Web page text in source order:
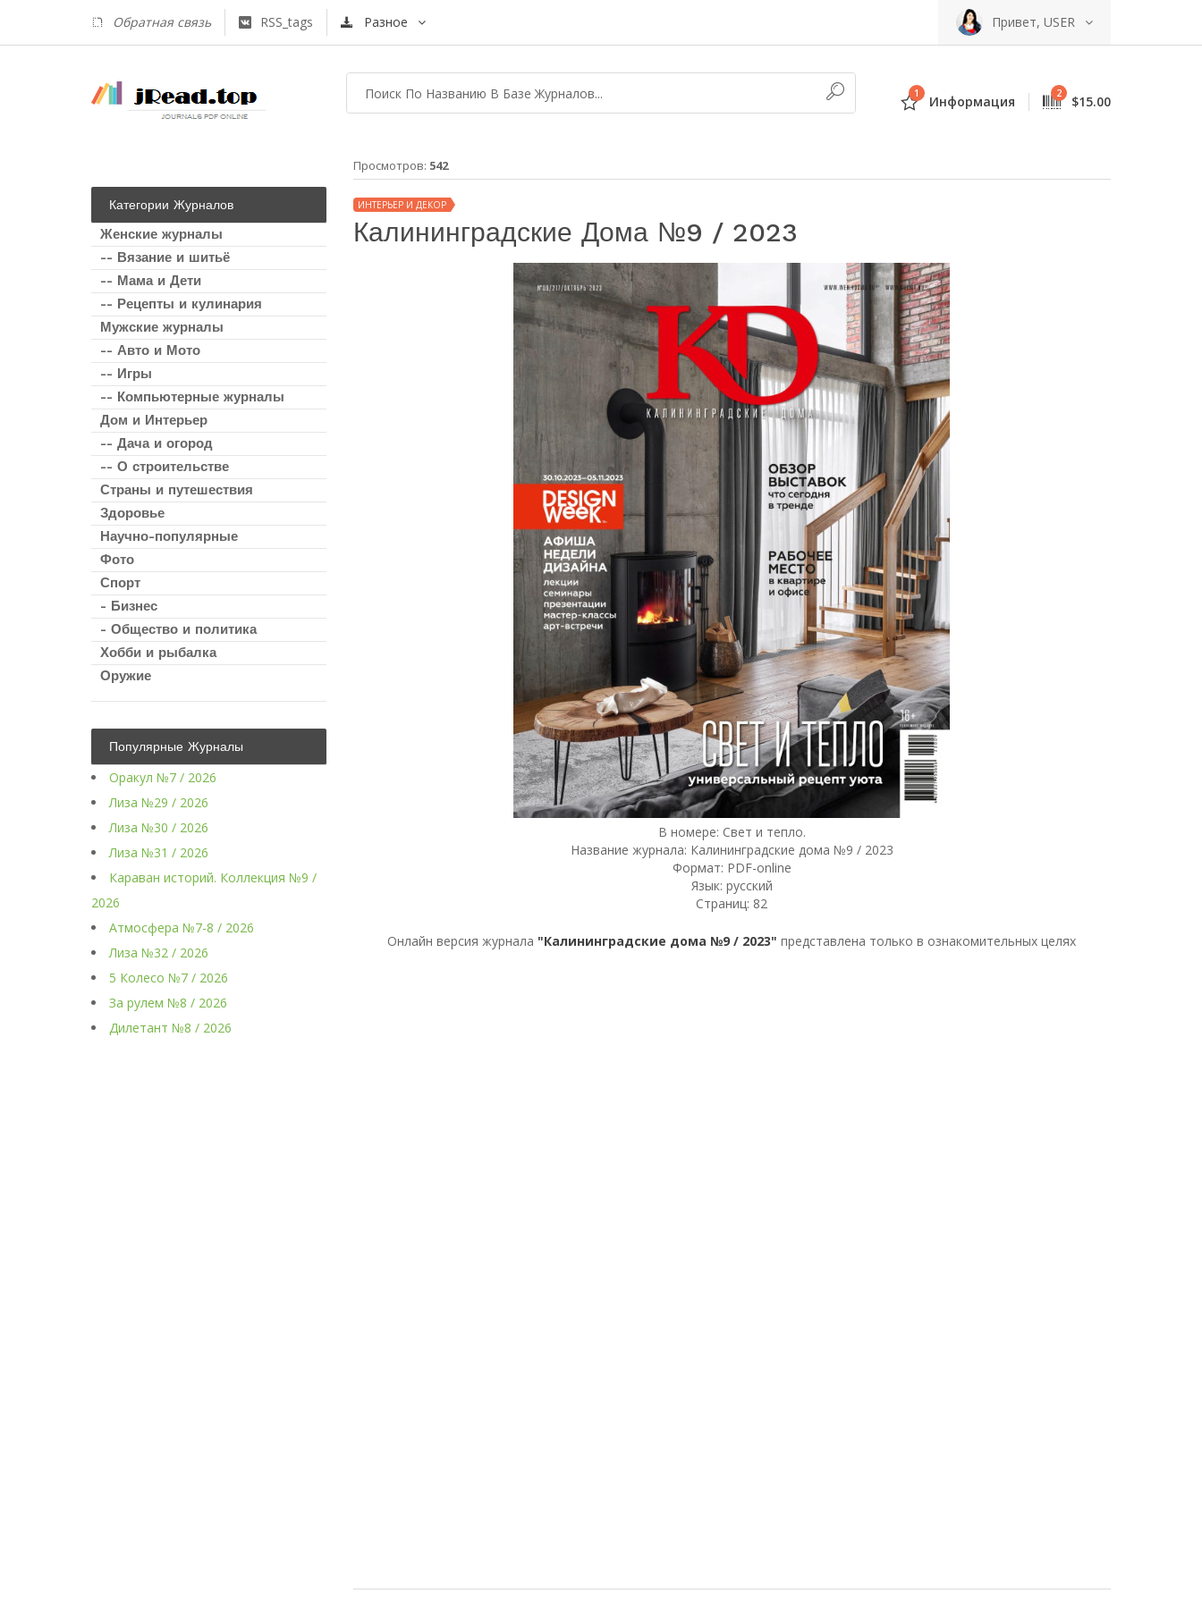
Обратная связь RSS_tags Разное Привет, USER
1 Информация 2 $15.00
Категории Журналов
Женские журналы
-- Вязание и шитьё
-- Мама и Дети
-- Рецепты и кулинария
Мужские журналы
-- Авто и Мото
-- Игры
-- Компьютерные журналы
Дом и Интерьер
-- Дача и огород
-- О строительстве
Страны и путешествия
Здоровье
Научно-популярные
Фото
Спорт
- Бизнес
- Общество и политика
Хобби и рыбалка
Оружие
Популярные Журналы
Оракул №7 / 2026
Лиза №29 / 2026
Лиза №30 / 2026
Лиза №31 / 2026
Караван историй. Коллекция №9 /
2026
Атмосфера №7-8 / 2026
Лиза №32 / 2026
5 Колесо №7 / 2026
За рулем №8 / 2026
Дилетант №8 / 2026
Просмотров: 542
ИНТЕРЬЕР И ДЕКОР
Калининградские Дома №9 / 2023
В номере: Свет и тепло.
Название журнала: Калининградские дома №9 / 2023
Формат: PDF-online
Язык: русский
Страниц: 82
Онлайн версия журнала "Калининградские дома №9 / 2023" представлена только в ознакомительных целях